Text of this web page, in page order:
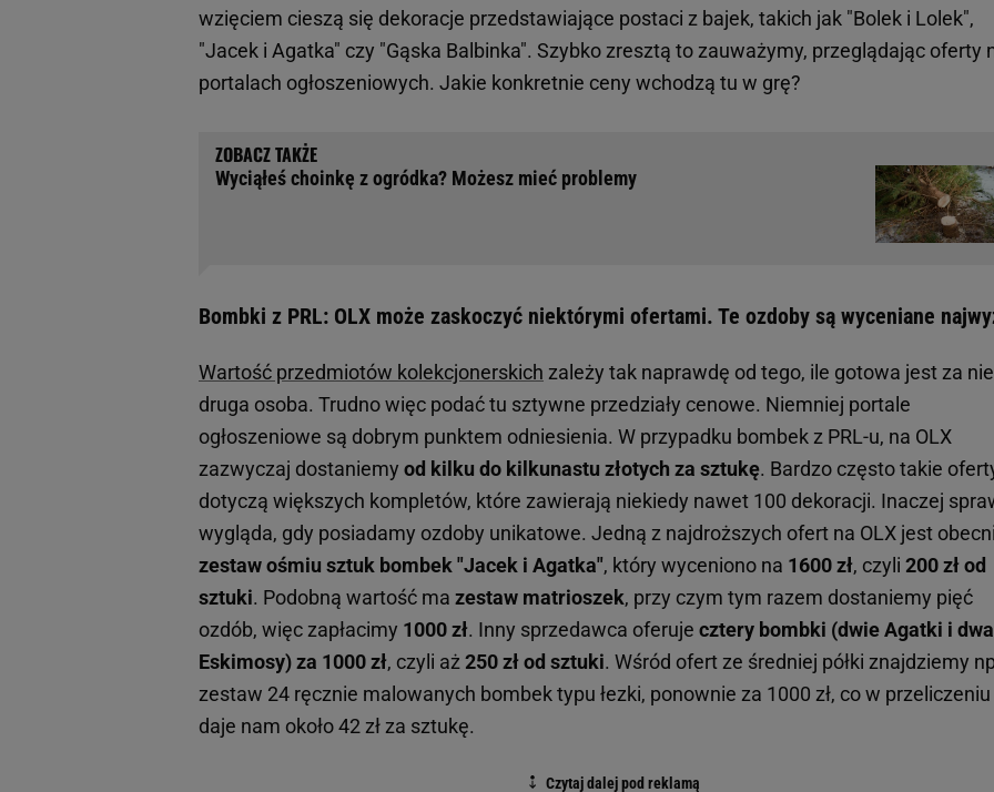
wzięciem cieszą się dekoracje przedstawiające postaci z bajek, takich jak "Bolek i Lolek",
"Jacek i Agatka" czy "Gąska Balbinka". Szybko zresztą to zauważymy, przeglądając oferty
portalach ogłoszeniowych. Jakie konkretnie ceny wchodzą tu w grę?
Wyciąłeś choinkę z ogródka? Możesz mieć problemy
Bombki z PRL: OLX może zaskoczyć niektórymi ofertami. Te ozdoby są wyceniane
Wartość przedmiotów kolekcjonerskich zależy tak naprawdę od tego, ile gotowa jest za
druga osoba. Trudno więc podać tu sztywne przedziały cenowe. Niemniej portale
ogłoszeniowe są dobrym punktem odniesienia. W przypadku bombek z PRL-u, na OLX
zazwyczaj dostaniemy od kilku do kilkunastu złotych za sztukę. Bardzo często takie
dotyczą większych kompletów, które zawierają niekiedy nawet 100 dekoracji. Inaczej
wygląda, gdy posiadamy ozdoby unikatowe. Jedną z najdroższych ofert na OLX jest
zestaw ośmiu sztuk bombek "Jacek i Agatka", który wyceniono na 1600 zł, czyli 200 zł od
sztuki. Podobną wartość ma zestaw matrioszek, przy czym tym razem dostaniemy pięć
ozdób, więc zapłacimy 1000 zł. Inny sprzedawca oferuje cztery bombki (dwie Agatki i dwa
Eskimosy) za 1000 zł, czyli aż250 zł od sztuki. Wśród ofert ze średniej półki znajdziemy
zestaw 24 ręcznie malowanych bombek typu łezki, ponownie za 1000 zł, co w przeliczeniu
daje nam około 42 zł za sztukę.